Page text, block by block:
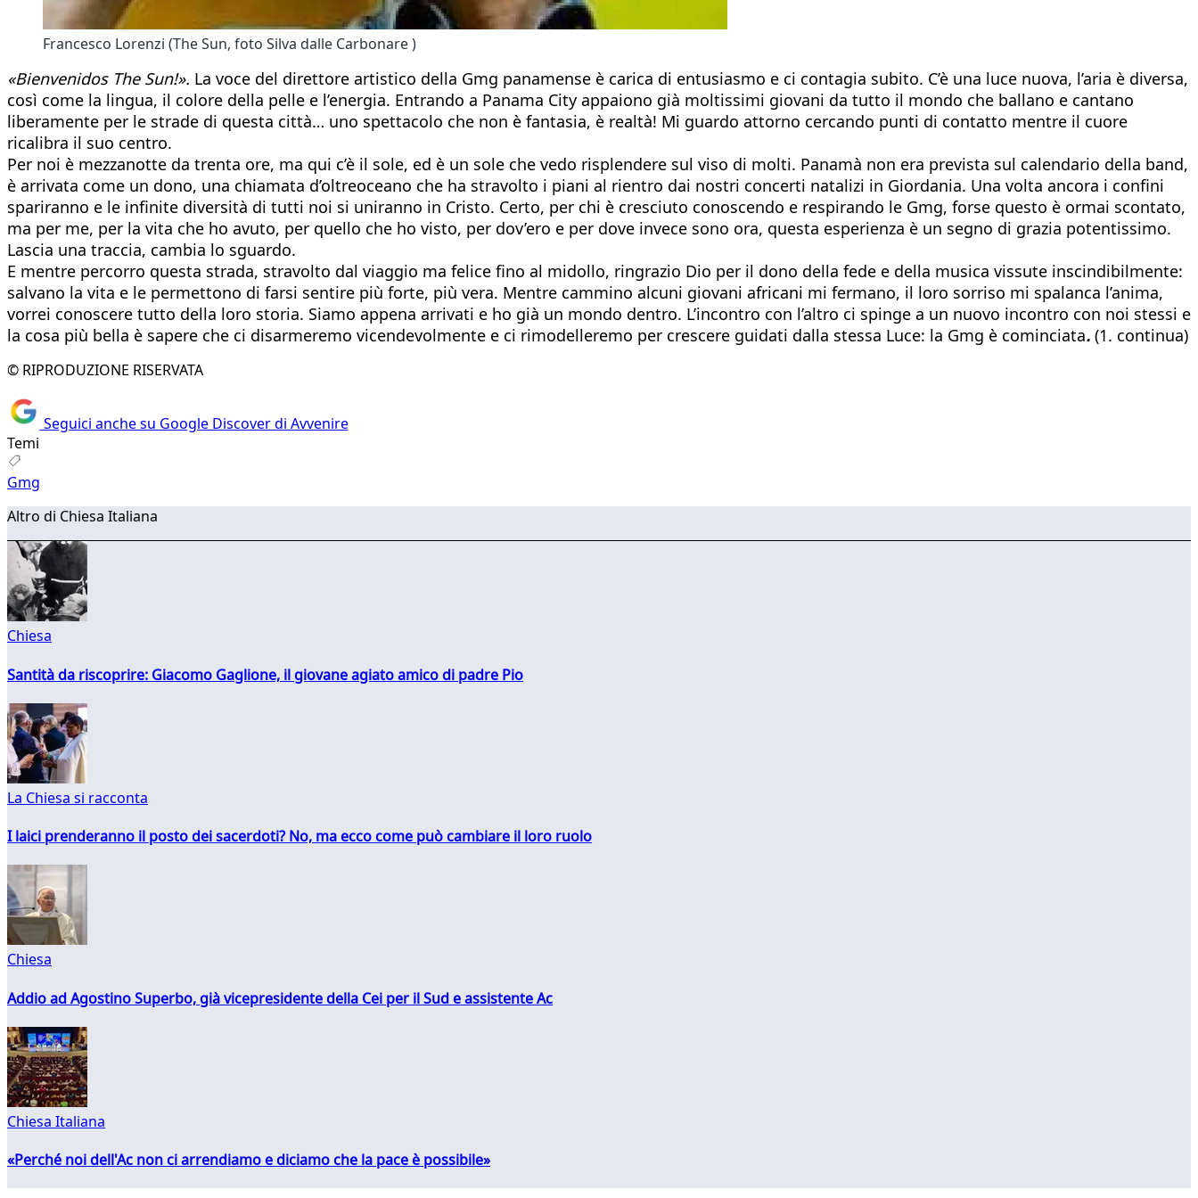
Francesco Lorenzi (The Sun, foto Silva dalle Carbonare )
«Bienvenidos The Sun!». La voce del direttore artistico della Gmg panamense è carica di entusiasmo e ci contagia subito. C’è una luce nuova, l’aria è diversa,
così come la lingua, il colore della pelle e l’energia. Entrando a Panama City appaiono già moltissimi giovani da tutto il mondo che ballano e cantano
liberamente per le strade di questa città… uno spettacolo che non è fantasia, è realtà! Mi guardo attorno cercando punti di contatto mentre il cuore
ricalibra il suo centro.
Per noi è mezzanotte da trenta ore, ma qui c’è il sole, ed è un sole che vedo risplendere sul viso di molti. Panamà non era prevista sul calendario della band,
è arrivata come un dono, una chiamata d’oltreoceano che ha stravolto i piani al rientro dai nostri concerti natalizi in Giordania. Una volta ancora i confini
spariranno e le infinite diversità di tutti noi si uniranno in Cristo. Certo, per chi è cresciuto conoscendo e respirando le Gmg, forse questo è ormai scontato,
ma per me, per la vita che ho avuto, per quello che ho visto, per dov’ero e per dove invece sono ora, questa esperienza è un segno di grazia potentissimo.
Lascia una traccia, cambia lo sguardo.
E mentre percorro questa strada, stravolto dal viaggio ma felice fino al midollo, ringrazio Dio per il dono della fede e della musica vissute inscindibilmente:
salvano la vita e le permettono di farsi sentire più forte, più vera. Mentre cammino alcuni giovani africani mi fermano, il loro sorriso mi spalanca l’anima,
vorrei conoscere tutto della loro storia. Siamo appena arrivati e ho già un mondo dentro. L’incontro con l’altro ci spinge a un nuovo incontro con noi stessi e
la cosa più bella è sapere che ci disarmeremo vicendevolmente e ci rimodelleremo per crescere guidati dalla stessa Luce: la Gmg è cominciata. (1. continua)
© RIPRODUZIONE RISERVATA
Seguici anche su Google Discover di Avvenire
Temi
Gmg
Altro di Chiesa Italiana
Chiesa
Santità da riscoprire: Giacomo Gaglione, il giovane agiato amico di padre Pio
La Chiesa si racconta
I laici prenderanno il posto dei sacerdoti? No, ma ecco come può cambiare il loro ruolo
Chiesa
Addio ad Agostino Superbo, già vicepresidente della Cei per il Sud e assistente Ac
Chiesa Italiana
«Perché noi dell'Ac non ci arrendiamo e diciamo che la pace è possibile»